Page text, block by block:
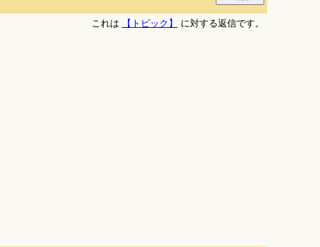
これは 【トピック】 に対する返信です。